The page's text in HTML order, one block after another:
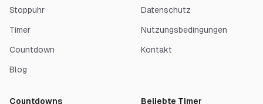
Stoppuhr
Timer
Countdown
Blog
Datenschutz
Nutzungsbedingungen
Kontakt
Countdowns Beliebte Timer